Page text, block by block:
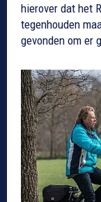
hierover dat het
tegenhouden
gevonden om er